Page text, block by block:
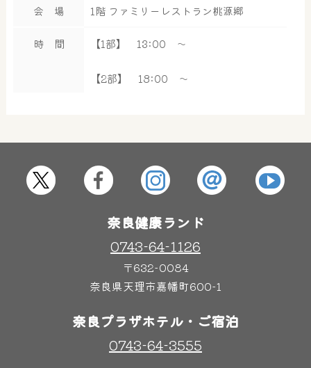
屋内レジャープール グルメ
奈良わんぱくランド
その他施設 ご宿泊
会 場 1階 ファミリーレストラン桃源郷
時 間 【1部】 13:00 ～
【2部】 18:00 ～
奈良健康ランド
0743-64-1126
〒632-0084
奈良県天理市嘉幡町600-1
奈良プラザホテル・ご宿泊
0743-64-3555